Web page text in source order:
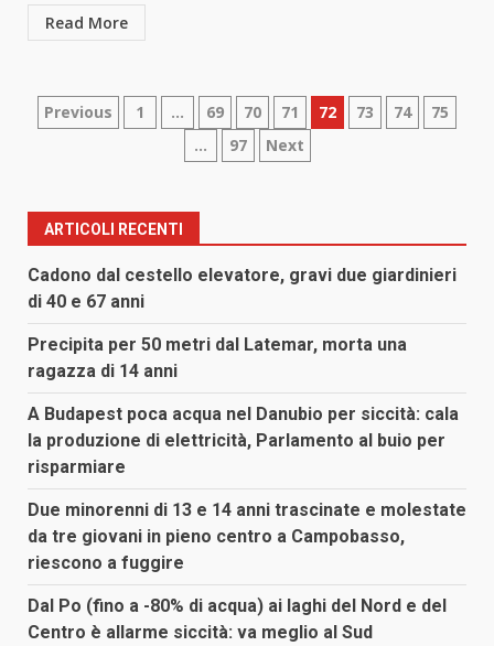
Read More
Paginazione
articoli
Previous 1 … 69 70 71 72 73 74
75
…
97 Next
ARTICOLI RECENTI
Cadono dal cestello elevatore, gravi due giardinieri
di 40 e 67 anni
Precipita per 50 metri dal Latemar, morta una
ragazza di 14 anni
A Budapest poca acqua nel Danubio per siccità: cala
la produzione di elettricità, Parlamento al buio per
risparmiare
Due minorenni di 13 e 14 anni trascinate e molestate
da tre giovani in pieno centro a Campobasso,
riescono a fuggire
Dal Po (fino a -80% di acqua) ai laghi del Nord e del
Centro è allarme siccità: va meglio al Sud